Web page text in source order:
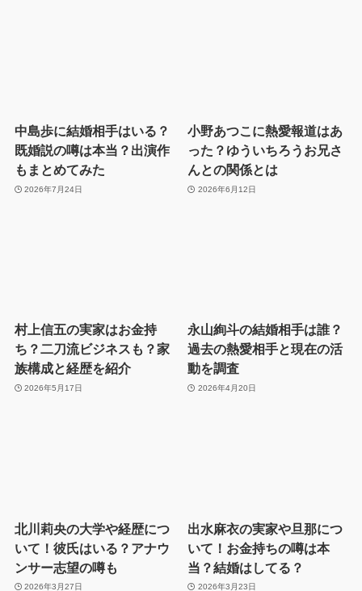
中島歩に結婚相手はいる？
既婚説の噂は本当？出演作
もまとめてみた
2026年7月24日
小野あつこに熱愛報道はあ
った？ゆういちろうお兄さ
んとの関係とは
2026年6月12日
村上信五の実家はお金持
ち？二刀流ビジネスも？家
族構成と経歴を紹介
2026年5月17日
永山絢斗の結婚相手は誰？
過去の熱愛相手と現在の活
動を調査
2026年4月20日
北川莉央の大学や経歴につ
いて！彼氏はいる？アナウ
ンサー志望の噂も
2026年3月27日
出水麻衣の実家や旦那につ
いて！お金持ちの噂は本
当？結婚はしてる？
2026年3月23日